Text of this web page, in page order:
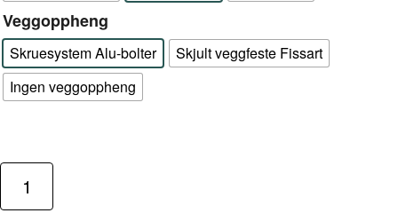
Veggoppheng
Skruesystem Alu-bolter
Skjult veggfeste Fissart
Ingen veggoppheng